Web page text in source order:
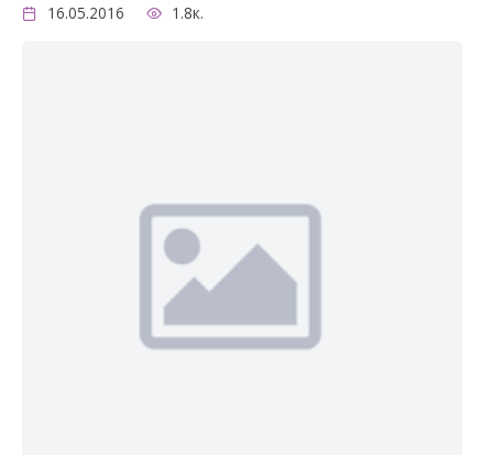
16.05.2016 1.8к.